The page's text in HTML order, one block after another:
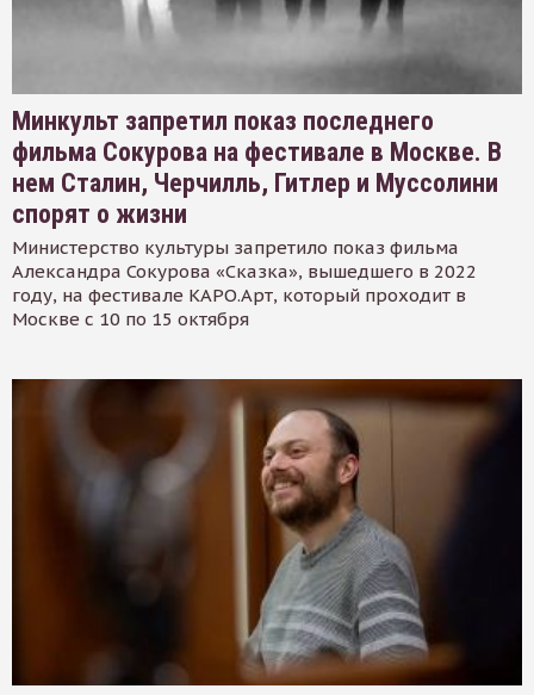
Минкульт запретил показ последнего
фильма Сокурова на фестивале в Москве. В
нем Сталин, Черчилль, Гитлер и Муссолини
спорят о жизни
Министерство культуры запретило показ фильма
Александра Сокурова «Сказка», вышедшего в 2022
году, на фестивале КАРО.Арт, который проходит в
Москве с 10 по 15 октября